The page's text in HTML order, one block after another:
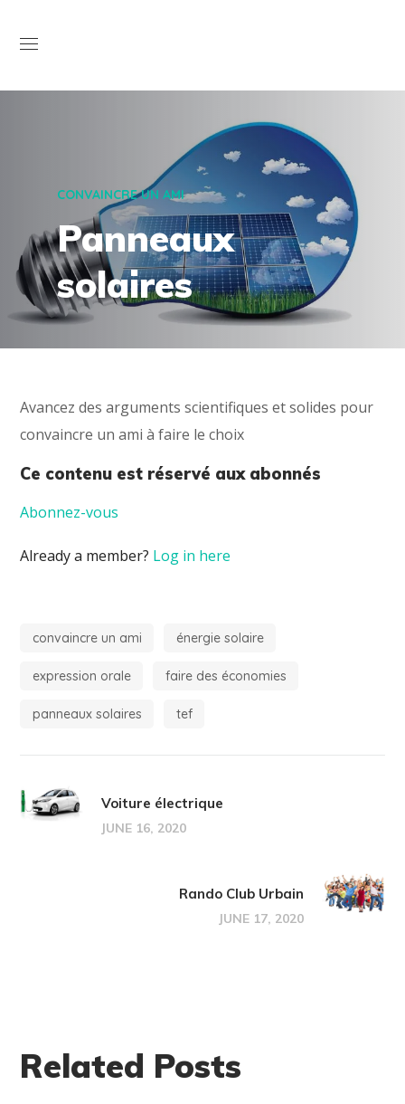
CONVAINCRE UN AMI
Panneaux
solaires
Avancez des arguments scientifiques et solides pour
convaincre un ami à faire le choix
Ce contenu est réservé aux abonnés
Abonnez-vous
Already a member? Log in here
convaincre un ami énergie solaire
expression orale faire des économies
panneaux solaires tef
Voiture électrique
JUNE 16, 2020
Rando Club Urbain
JUNE 17, 2020
Related Posts